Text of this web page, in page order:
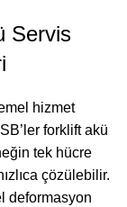
Servis
hizmet
forklift akü
tek hücre
çözülebilir.
deformasyon